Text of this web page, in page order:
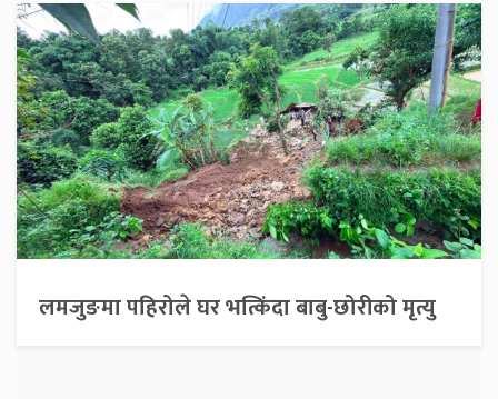
लमजुङमा पहिरोले घर भत्किंदा बाबु-छोरीको मृत्यु